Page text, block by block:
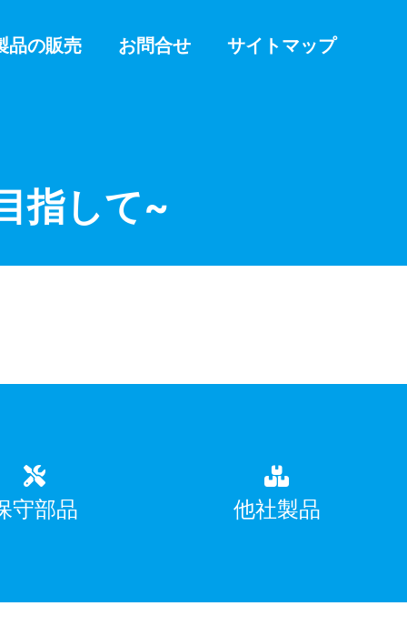
品の販売 お問合せ サイトマップ
指して~
守部品 他社製品